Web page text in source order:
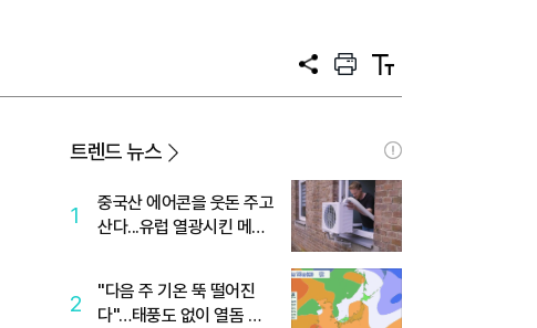
공
프
트
텍
트
트렌드 뉴스
1
중국산 에어콘을 웃돈 주고
산다...유럽 열광시킨 메이
2
"다음 주 기온 뚝 떨어진
다"…태풍도 없이 열돔 박